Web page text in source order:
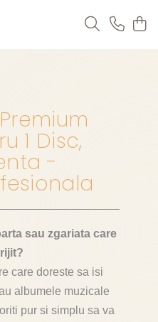
1 Disc,
-
sau zgariata care
care doreste sa isi
albumele muzicale
pur si simplu sa va